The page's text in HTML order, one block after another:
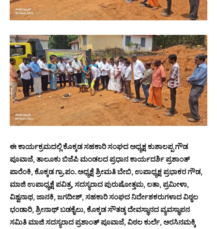
ಈ ಕಾರ್ಯಕ್ರಮದಲ್ಲಿ ಕೊಕ್ಕಡ ಸಹಕಾರಿ ಸಂಘದ ಅಧ್ಯಕ್ಷ ಕುಶಾಲಪ್ಪ ಗೌಡ
ಪೂವಾಜೆ, ತಾಲೂಕು ಬಿಜೆಪಿ ಮಂಡಲದ ಪ್ರಧಾನ ಕಾರ್ಯದರ್ಶಿ ಪ್ರಶಾಂತ್
ಪಾರೆಂಕಿ, ಕೊಕ್ಕಡ ಗ್ರಾ.ಪಂ. ಅಧ್ಯಕ್ಷೆ ಶ್ರೀಮತಿ ಬೇಬಿ, ಉಪಾಧ್ಯಕ್ಷ ಪ್ರಭಾಕರ ಗೌಡ,
ಮಾಜಿ ಉಪಾಧ್ಯಕ್ಷೆ ಪವಿತ್ರ, ಸದಸ್ಯರಾದ ಪುರುಷೋತ್ತಮ, ಲತಾ, ಪ್ರಮೀಳಾ,
ವಿಶ್ವನಾಥ, ಜಾನಕಿ, ಜಗದೀಶ್, ಸಹಕಾರಿ ಸಂಘದ ನಿರ್ದೇಶಕರುಗಳಾದ ವಿಠ್ಠಲ
ಭಂಡಾರಿ, ಶ್ರೀನಾಥ್ ಬಡಕೈಲು, ಕೊಕ್ಕಡ ಸೌತಡ್ಕ ದೇವಸ್ಥಾನದ ವ್ಯವಸ್ಥಾಪನ
ಸಮಿತಿ ಮಾಜಿ ಸದಸ್ಯರಾದ ಪ್ರಶಾಂತ್ ಪೂವಾಜೆ, ವಿಠಲ ಕುರ್ಲೆ, ಅರಸಿನಮಕ್ಕಿ